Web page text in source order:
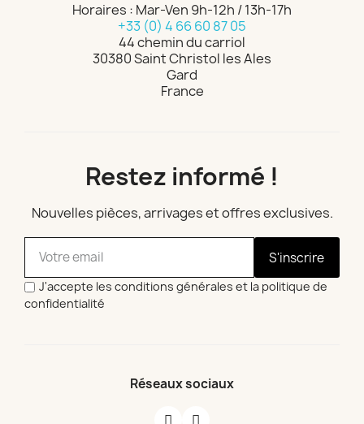
Horaires : Mar-Ven 9h-12h / 13h-17h
+33 (0) 4 66 60 87 05
44 chemin du carriol
30380 Saint Christol les Ales
Gard
France
Restez informé !
Nouvelles pièces, arrivages et offres exclusives.
S'inscrire
J'accepte les conditions générales et la politique de
confidentialité
Réseaux sociaux